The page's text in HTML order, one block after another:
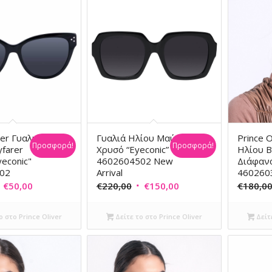
Γυαλιά
€50,00
τιμή
είναι:
Προσφορά!
στο Prince Oliver
Γυαλιά Ηλίου Μαύρο/
Χρυσό “Eyeconic”
4602604502 New
Arrival
€220,00 Original
was:
€220,00.
€150,00Η
τιμή
είναι:
Προσφορά!
Δείτε το στο Prince Oliver
Prince
Ηλίου
€180,00